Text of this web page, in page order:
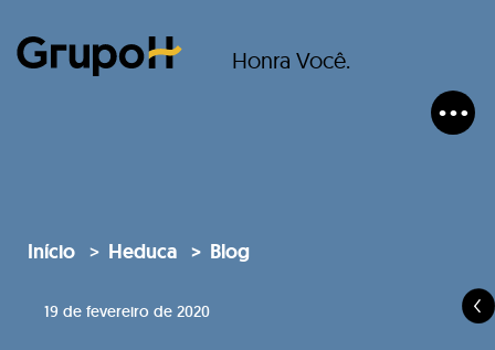
Honra Você.
Início Heduca Blog
19 de fevereiro de 2020